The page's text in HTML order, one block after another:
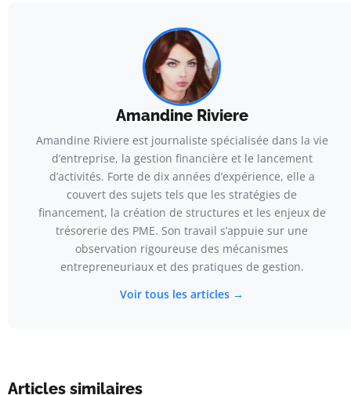
Amandine Riviere
Amandine Riviere est journaliste spécialisée dans la vie
d’entreprise, la gestion financière et le lancement
d’activités. Forte de dix années d’expérience, elle a
couvert des sujets tels que les stratégies de
financement, la création de structures et les enjeux de
trésorerie des PME. Son travail s’appuie sur une
observation rigoureuse des mécanismes
entrepreneuriaux et des pratiques de gestion.
Voir tous les articles →
Articles similaires